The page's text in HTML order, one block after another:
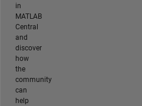
in
MATLAB
Central
and
discover
how
the
community
can
help